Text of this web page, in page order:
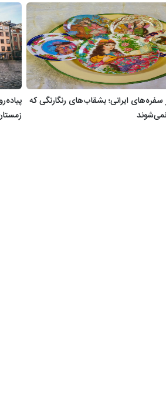
سفره‌های ایرانی؛ بشقاب‌های رنگارنگی که